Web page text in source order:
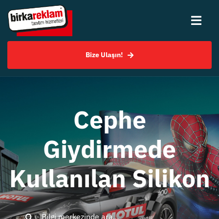
Skip
content
Uygulama Örnekleri
SSS
Bilgi Merkezi
Bize Ulaşın!
Cephe
Giydirmede
Kullanılan Silikon
Search